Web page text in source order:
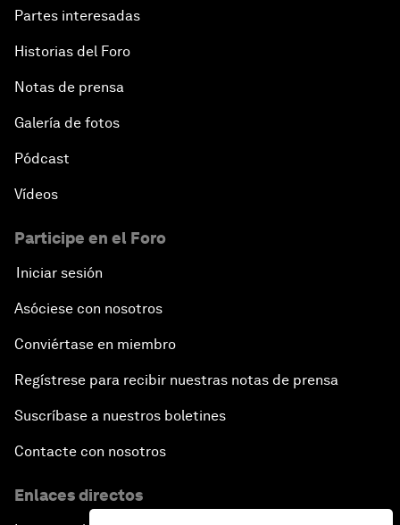
Partes interesadas
Historias del Foro
Notas de prensa
Galería de fotos
Pódcast
Vídeos
Participe en el Foro
Iniciar sesión
Asóciese con nosotros
Conviértase en miembro
Regístrese para recibir nuestras notas de prensa
Suscríbase a nuestros boletines
Contacte con nosotros
Enlaces directos